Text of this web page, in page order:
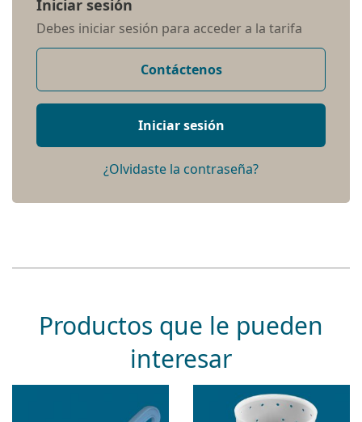
Iniciar sesión
Debes iniciar sesión para acceder a la tarifa
Contáctenos
Iniciar sesión
¿Olvidaste la contraseña?
Productos que le pueden
interesar